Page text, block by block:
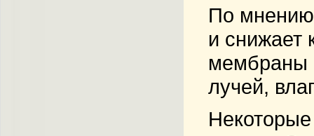
По мнению
и снижает
мембраны
лучей,